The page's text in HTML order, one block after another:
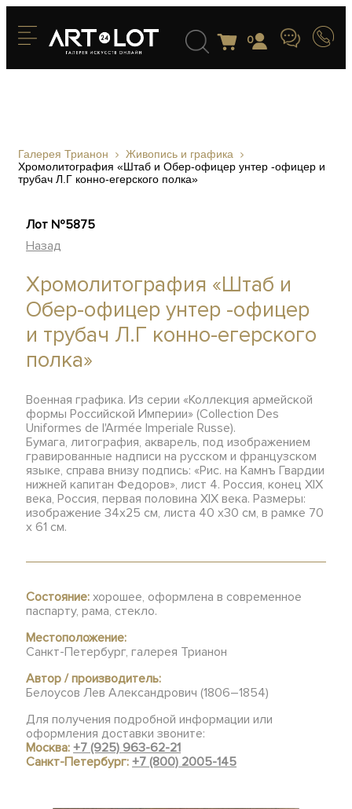
0
Галерея Трианон
Живопись и графика
Хромолитография «Штаб и Обер-офицер унтер -офицер и
трубач Л.Г конно-егерского полка»
Лот №5875
Назад
Хромолитография «Штаб и
Обер-офицер унтер -офицер
и трубач Л.Г конно-егерского
полка»
Военная графика. Из серии «Коллекция армейской
формы Российской Империи» (Collection Des
Uniformes de l'Armée Imperiale Russe).
Бумага, литография, акварель, под изображением
гравированные надписи на русском и французском
языке, справа внизу подпись: «Рис. на Камнъ Гвардии
нижней капитан Федоров», лист 4. Россия, конец XIX
века, Россия, первая половина XIX века. Размеры:
изображение 34х25 см, листа 40 х30 см, в рамке 70
x 61 см.
Состояние: хорошее, оформлена в современное
паспарту, рама, стекло.
Местоположение:
Санкт-Петербург, галерея Трианон
Автор / производитель:
Белоусов Лев Александрович (1806–1854)
Для получения подробной информации или
оформления доставки звоните:
Москва:+7 (925) 963-62-21
Санкт-Петербург:+7 (800) 2005-145